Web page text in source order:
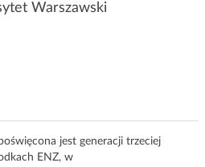
Warszawski
jest generacji trzeciej
ENZ, w